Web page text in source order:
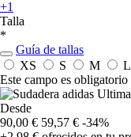
+1
Talla
*
Guía de tallas
XS
S M L
Este campo es obligatorio
Desde
90,00 € 59,57 € -34%